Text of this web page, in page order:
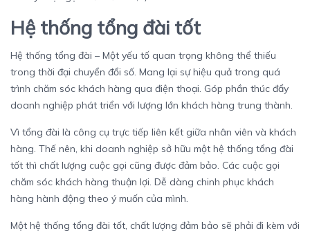
Hệ thống tổng đài tốt
Hệ thống tổng đài – Một yếu tố quan trọng không thể thiếu
trong thời đại chuyển đổi số. Mang lại sự hiệu quả trong quá
trình chăm sóc khách hàng qua điện thoại. Góp phần thúc đẩy
doanh nghiệp phát triển với lượng lớn khách hàng trung thành.
Vì tổng đài là công cụ trực tiếp liên kết giữa nhân viên và khách
hàng. Thế nên, khi doanh nghiệp sở hữu một hệ thống tổng đài
tốt thì chất lượng cuộc gọi cũng được đảm bảo. Các cuộc gọi
chăm sóc khách hàng thuận lợi. Dễ dàng chinh phục khách
hàng hành động theo ý muốn của mình.
Một hệ thống tổng đài tốt, chất lượng đảm bảo sẽ phải đi kèm với